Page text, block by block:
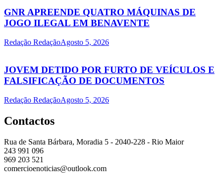
GNR APREENDE QUATRO MÁQUINAS DE
JOGO ILEGAL EM BENAVENTE
Redação RedaçãoAgosto 5, 2026
JOVEM DETIDO POR FURTO DE VEÍCULOS E
FALSIFICAÇÃO DE DOCUMENTOS
Redação RedaçãoAgosto 5, 2026
Contactos
Rua de Santa Bárbara, Moradia 5 - 2040-228 - Rio Maior
243 991 096
969 203 521
comercioenoticias@outlook.com